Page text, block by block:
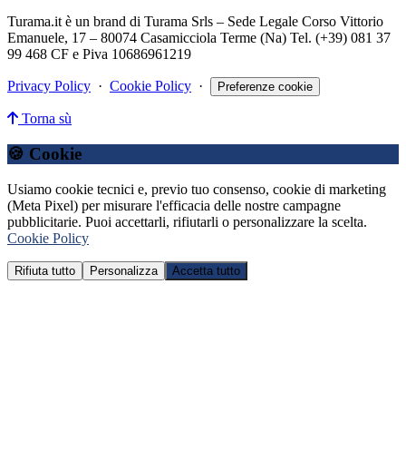
Turama.it è un brand di Turama Srls – Sede Legale Corso Vittorio
Emanuele, 17 – 80074 Casamicciola Terme (Na) Tel. (+39) 081 37
99 468 CF e Piva 10686961219
Privacy Policy · Cookie Policy · Preferenze cookie
Torna sù
🍪 Cookie
Usiamo cookie tecnici e, previo tuo consenso, cookie di marketing
(Meta Pixel) per misurare l'efficacia delle nostre campagne
pubblicitarie. Puoi accettarli, rifiutarli o personalizzare la scelta.
Cookie Policy
Rifiuta tutto Personalizza Accetta tutto